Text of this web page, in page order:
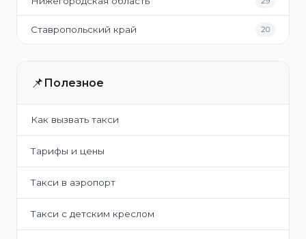
Ставропольский край 20
📌 Полезное
Как вызвать такси
Тарифы и цены
Такси в аэропорт
Такси с детским креслом